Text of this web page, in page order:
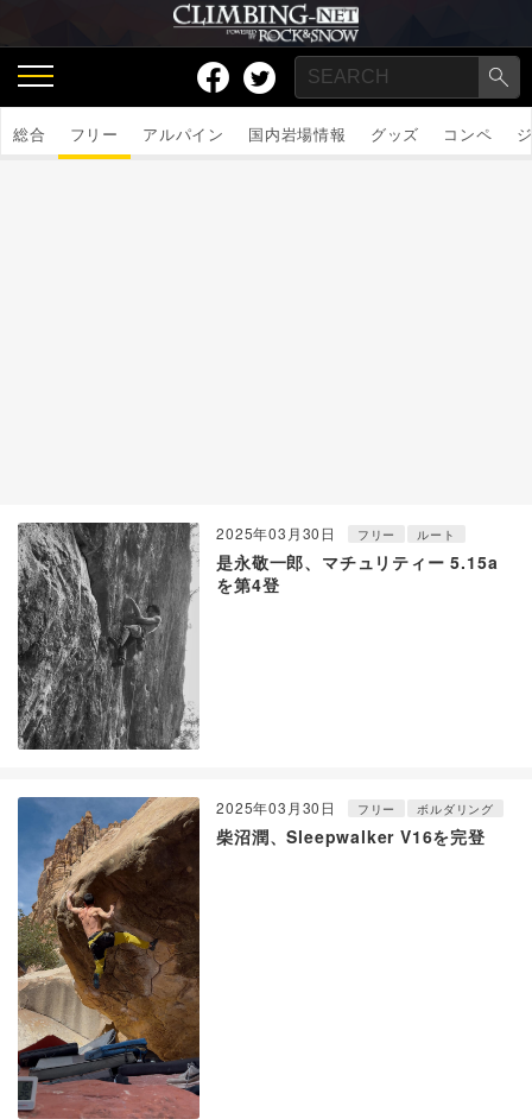
総合 フリー アルパイン 国内岩場情報 グッズ コンペ
2025年03月30日 フリー ルート
是永敬一郎、マチュリティー 5.15a
を第4登
2025年03月30日 フリー ボルダリング
柴沼潤、Sleepwalker V16を完登